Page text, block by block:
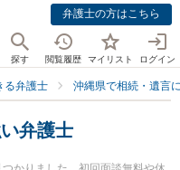
弁護士の方はこちら
探す 閲覧履歴 マイリスト ログイン
る弁護士 沖縄県で相続・遺言
弁護士